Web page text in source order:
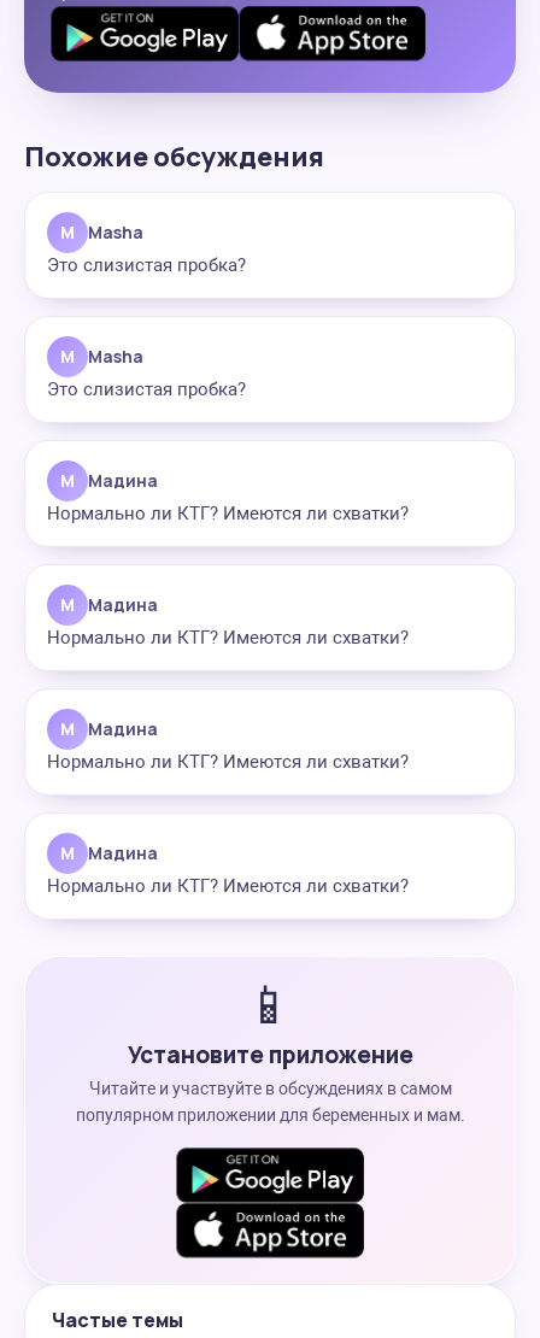
Похожие обсуждения
M Masha
Это слизистая пробка?
M Masha
Это слизистая пробка?
М Мадина
Нормально ли КТГ? Имеются ли схватки?
М Мадина
Нормально ли КТГ? Имеются ли схватки?
М Мадина
Нормально ли КТГ? Имеются ли схватки?
М Мадина
Нормально ли КТГ? Имеются ли схватки?
📱
Установите приложение
Читайте и участвуйте в обсуждениях в самом
популярном приложении для беременных и мам.
Частые темы